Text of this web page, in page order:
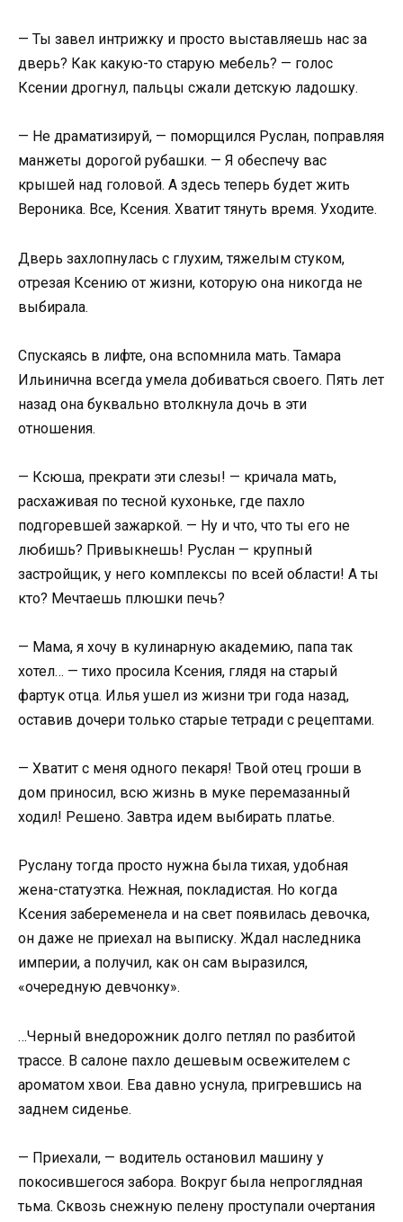
— Ты завел интрижку и просто выставляешь нас за
дверь? Как какую-то старую мебель? — голос
Ксении дрогнул, пальцы сжали детскую ладошку.
— Не драматизируй, — поморщился Руслан, поправляя
манжеты дорогой рубашки. — Я обеспечу вас
крышей над головой. А здесь теперь будет жить
Вероника. Все, Ксения. Хватит тянуть время. Уходите.
Дверь захлопнулась с глухим, тяжелым стуком,
отрезая Ксению от жизни, которую она никогда не
выбирала.
Спускаясь в лифте, она вспомнила мать. Тамара
Ильинична всегда умела добиваться своего. Пять лет
назад она буквально втолкнула дочь в эти
отношения.
— Ксюша, прекрати эти слезы! — кричала мать,
расхаживая по тесной кухоньке, где пахло
подгоревшей зажаркой. — Ну и что, что ты его не
любишь? Привыкнешь! Руслан — крупный
застройщик, у него комплексы по всей области! А ты
кто? Мечтаешь плюшки печь?
— Мама, я хочу в кулинарную академию, папа так
хотел… — тихо просила Ксения, глядя на старый
фартук отца. Илья ушел из жизни три года назад,
оставив дочери только старые тетради с рецептами.
— Хватит с меня одного пекаря! Твой отец гроши в
дом приносил, всю жизнь в муке перемазанный
ходил! Решено. Завтра идем выбирать платье.
Руслану тогда просто нужна была тихая, удобная
жена-статуэтка. Нежная, покладистая. Но когда
Ксения забеременела и на свет появилась девочка,
он даже не приехал на выписку. Ждал наследника
империи, а получил, как он сам выразился,
«очередную девчонку».
…Черный внедорожник долго петлял по разбитой
трассе. В салоне пахло дешевым освежителем с
ароматом хвои. Ева давно уснула, пригревшись на
заднем сиденье.
— Приехали, — водитель остановил машину у
покосившегося забора. Вокруг была непроглядная
тьма. Сквозь снежную пелену проступали очертания